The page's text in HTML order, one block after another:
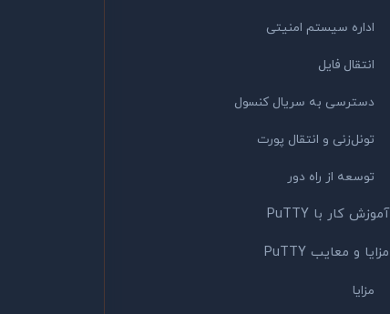
اداره سیستم امنیتی
انتقال فایل
دسترسی به سریال کنسول
تونل‌زنی و انتقال پورت
توسعه از راه دور
آموزش کار با PuTTY
مزایا و معایب PuTTY
مزایا